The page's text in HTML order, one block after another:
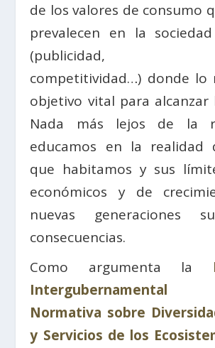
de los valores de consumo
prevalecen en la
(publicidad,
competitividad…) donde lo
objetivo vital para alcanzar
Nada más lejos de la
educamos en la realidad
que habitamos y sus
económicos y de
nuevas generaciones
consecuencias.
Como argumenta la
Intergubernamental
Normativa sobre
y Servicios de los